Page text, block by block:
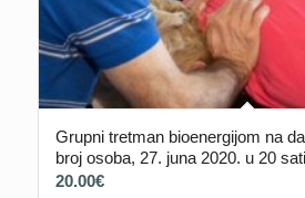
Grupni tretman bioenergijom na
broj osoba, 27. juna 2020. u 20 sati
20.00€